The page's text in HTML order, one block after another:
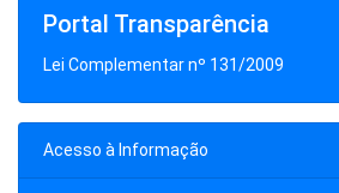
Portal Transparência
Lei Complementar nº 131/2009
Acesso à Informação